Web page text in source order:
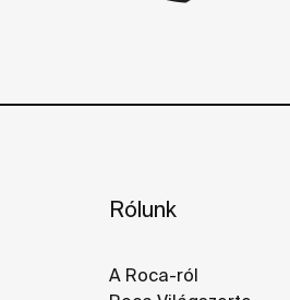
Rólunk
A Roca-ról